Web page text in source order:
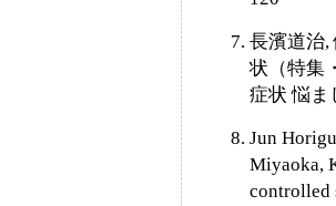
長濱道治,
状（特集
症状 悩ま
Jun
Miyaoka,
controlled